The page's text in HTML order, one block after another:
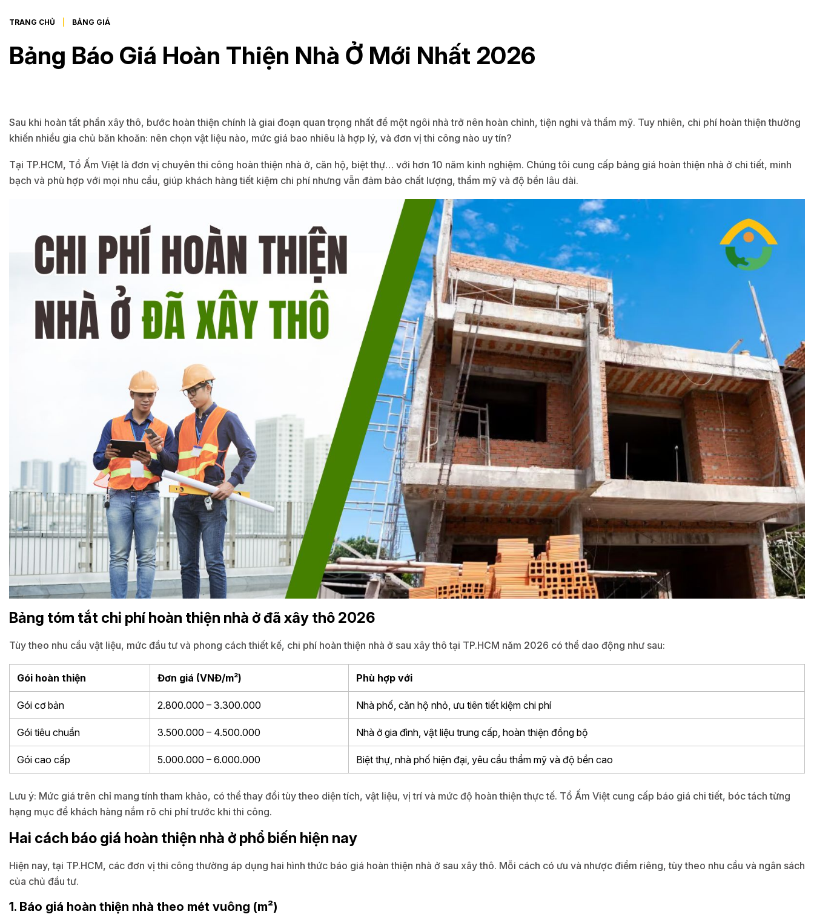
TRANG CHỦ BẢNG GIÁ
Bảng Báo Giá Hoàn Thiện Nhà Ở Mới Nhất 2026
Sau khi hoàn tất phần xây thô, bước hoàn thiện chính là giai đoạn quan trọng nhất để một ngôi nhà trở nên hoàn chỉnh, tiện nghi và thẩm mỹ. Tuy nhiên, chi phí hoàn thiện thường
khiến nhiều gia chủ băn khoăn: nên chọn vật liệu nào, mức giá bao nhiêu là hợp lý, và đơn vị thi công nào uy tín?
Tại TP.HCM, Tổ Ấm Việt là đơn vị chuyên thi công hoàn thiện nhà ở, căn hộ, biệt thự… với hơn 10 năm kinh nghiệm. Chúng tôi cung cấp bảng giá hoàn thiện nhà ở chi tiết, minh
bạch và phù hợp với mọi nhu cầu, giúp khách hàng tiết kiệm chi phí nhưng vẫn đảm bảo chất lượng, thẩm mỹ và độ bền lâu dài.
Bảng tóm tắt chi phí hoàn thiện nhà ở đã xây thô 2026
Tùy theo nhu cầu vật liệu, mức đầu tư và phong cách thiết kế, chi phí hoàn thiện nhà ở sau xây thô tại TP.HCM năm 2026 có thể dao động như sau:
Gói hoàn thiện Đơn giá (VNĐ/m²) Phù hợp với
Gói cơ bản 2.800.000 – 3.300.000 Nhà phố, căn hộ nhỏ, ưu tiên tiết kiệm chi phí
Gói tiêu chuẩn 3.500.000 – 4.500.000 Nhà ở gia đình, vật liệu trung cấp, hoàn thiện đồng bộ
Gói cao cấp 5.000.000 – 6.000.000 Biệt thự, nhà phố hiện đại, yêu cầu thẩm mỹ và độ bền cao
Lưu ý: Mức giá trên chỉ mang tính tham khảo, có thể thay đổi tùy theo diện tích, vật liệu, vị trí và mức độ hoàn thiện thực tế. Tổ Ấm Việt cung cấp báo giá chi tiết, bóc tách từng
hạng mục để khách hàng nắm rõ chi phí trước khi thi công.
Hai cách báo giá hoàn thiện nhà ở phổ biến hiện nay
Hiện nay, tại TP.HCM, các đơn vị thi công thường áp dụng hai hình thức báo giá hoàn thiện nhà ở sau xây thô. Mỗi cách có ưu và nhược điểm riêng, tùy theo nhu cầu và ngân sách
của chủ đầu tư.
1. Báo giá hoàn thiện nhà theo mét vuông (m²)